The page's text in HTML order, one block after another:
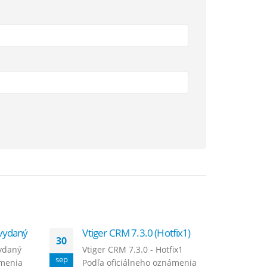
30
sep
Vtiger CRM 7.3.0 (Hotfix1)
Vtiger CRM 7.3.0 - Hotfix1
Podľa oficiálneho oznámenia